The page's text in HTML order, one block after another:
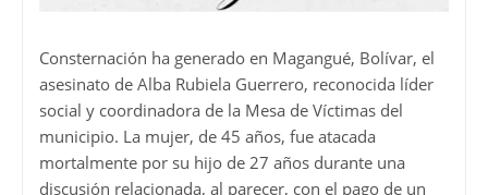
Consternación ha generado en Magangué, Bolívar, el
asesinato de Alba Rubiela Guerrero, reconocida líder
social y coordinadora de la Mesa de Víctimas del
municipio. La mujer, de 45 años, fue atacada
mortalmente por su hijo de 27 años durante una
discusión relacionada, al parecer, con el pago de un